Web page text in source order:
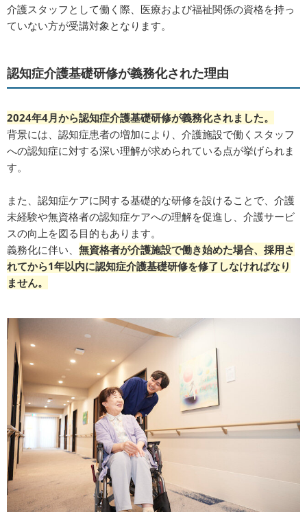
介護スタッフとして働く際、医療および福祉関係の資格を持っ
ていない方が受講対象となります。
認知症介護基礎研修が義務化された理由
2024年4月から認知症介護基礎研修が義務化されました。
背景には、認知症患者の増加により、介護施設で働くスタッフ
への認知症に対する深い理解が求められている点が挙げられま
す。
また、認知症ケアに関する基礎的な研修を設けることで、介護
未経験や無資格者の認知症ケアへの理解を促進し、介護サービ
スの向上を図る目的もあります。
義務化に伴い、 無資格者が介護施設で働き始めた場合、採用さ
れてから1年以内に認知症介護基礎研修を修了しなければなり
ません。